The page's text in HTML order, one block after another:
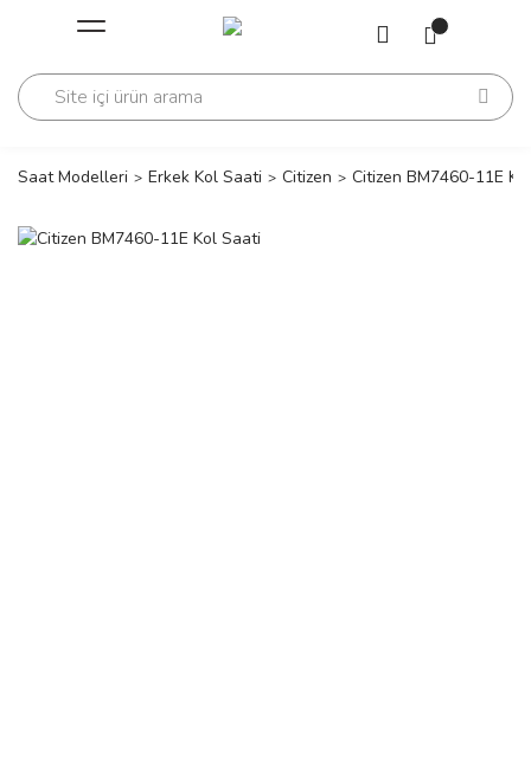
Geri Dön
Geri Dön
Saat Modelleri Erkek Kol Saati Citizen Citizen BM7460-11E